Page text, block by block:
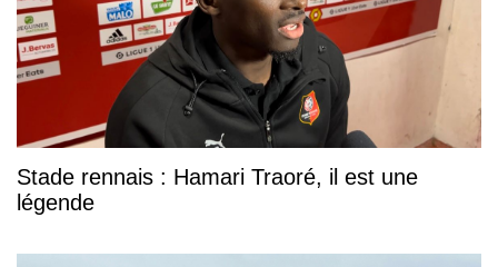
Stade rennais : Hamari Traoré, il est une
légende